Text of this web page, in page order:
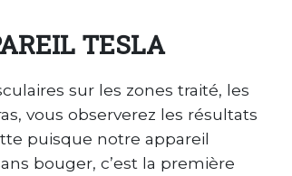
TESLA
sur les zones traité, les
vous observerez les résultats
puisque notre appareil
bouger, c’est la première